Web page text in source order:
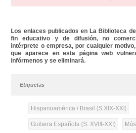
Los enlaces publicados en La Biblioteca
fin educativo y de difusión, no
intérprete o empresa, por cualquier
que aparece en esta página web
infórmenos y se eliminará.
Etiquetas
Hispanoamérica / Brasil (S.XIX-XXI)
Guitarra Española (S. XVIII-XXI)